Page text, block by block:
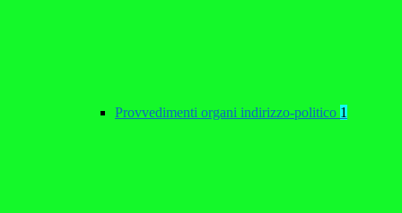
Provvedimenti organi indirizzo-politico 1